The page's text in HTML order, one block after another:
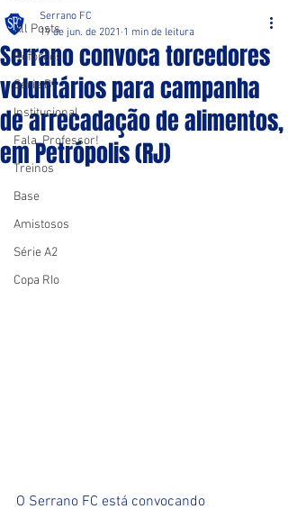
All Posts
Reforços
Série B1
Institucional
Fala, Professor!
Treinos
Base
Amistosos
Série A2
Copa RIo
Serrano convoca torcedores
voluntários para campanha
de arrecadação de alimentos,
em Petrópolis (RJ)
Serrano FC
19 de jun. de 2021 1 min de leitura
O Serrano FC está convocando